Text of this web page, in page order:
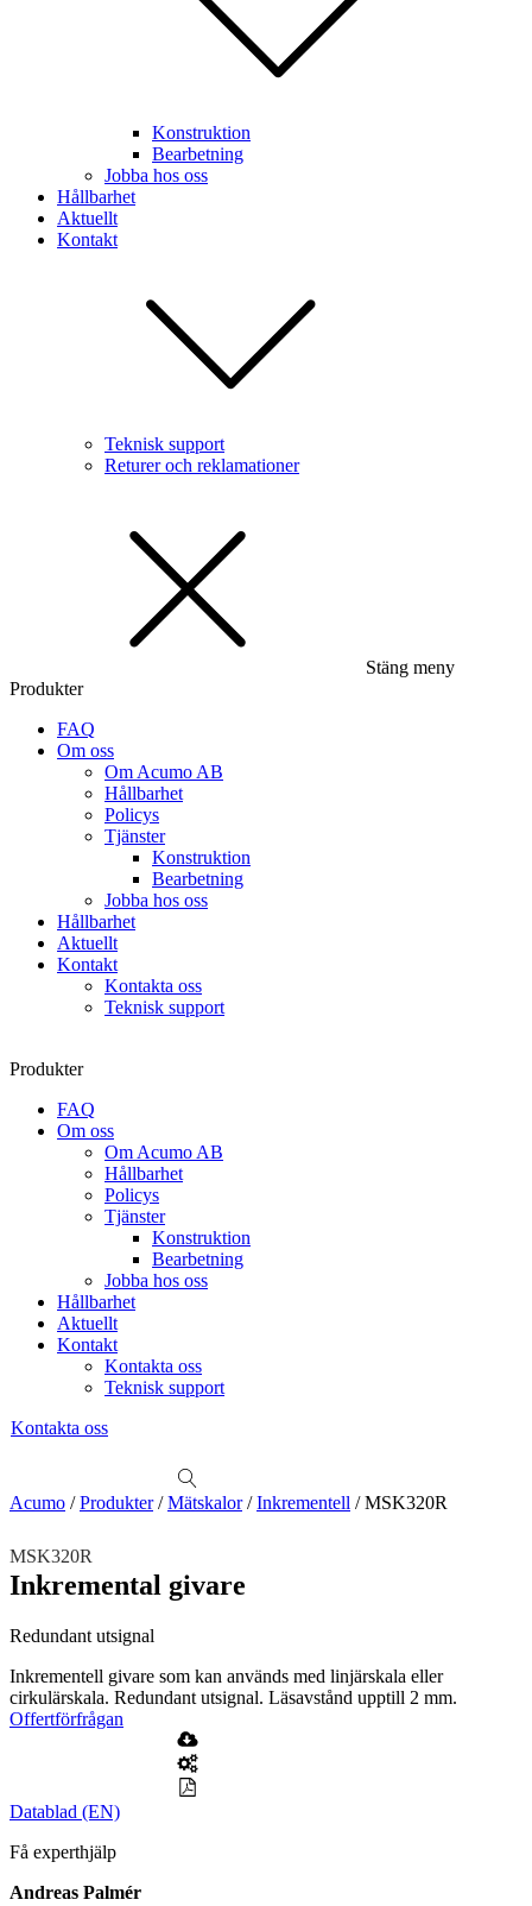
Konstruktion
Bearbetning
Jobba hos oss
Hållbarhet
Aktuellt
Kontakt
Teknisk support
Returer och reklamationer
Stäng meny
Produkter
FAQ
Om oss
Om Acumo AB
Hållbarhet
Policys
Tjänster
Konstruktion
Bearbetning
Jobba hos oss
Hållbarhet
Aktuellt
Kontakt
Kontakta oss
Teknisk support
Produkter
FAQ
Om oss
Om Acumo AB
Hållbarhet
Policys
Tjänster
Konstruktion
Bearbetning
Jobba hos oss
Hållbarhet
Aktuellt
Kontakt
Kontakta oss
Teknisk support
Kontakta oss
Se alla kategorier Se alla produkterSe alla leverantörer
Teknisk support
Offertförfrågan
Mekanik
Mekatronik
Positionsvisare / Mätklockor
Wire-moduler
LinjärmotorerServodrifter
Mätning
Mätskalor
Räknare / Displayer
Acumo /Produkter/Mätskalor/Inkrementell /MSK320R
MSK320R
Inkremental givare
Redundant utsignal
Inkrementell givare som kan används med linjärskala eller
cirkulärskala. Redundant utsignal. Läsavstånd upptill 2 mm.
Offertförfrågan
Datablad (EN)
Få experthjälp
Andreas Palmér